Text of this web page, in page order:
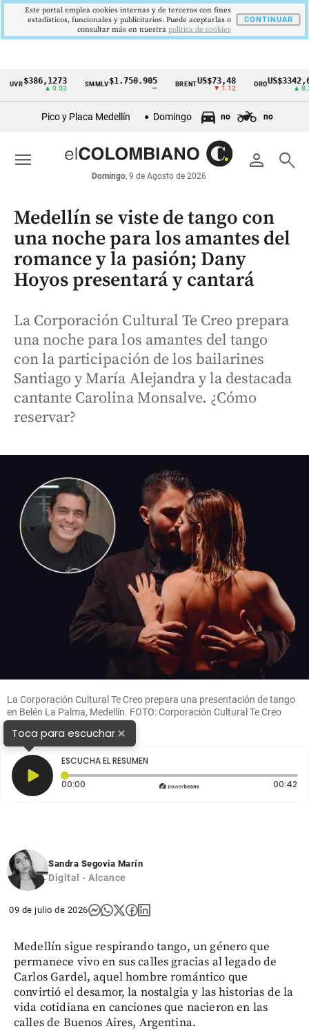
Cintillo
económicos
Colombia
▲ 0.03
SMMLV $1.750.905 BRENT US$73,48
▼ 1.12
ORO US$3342,60
Pico y Placa Medellín Domingo no no
person search
Domingo, 9 de Agosto de 2026
menu
Medellín se viste de tango con
una noche para los amantes del
romance y la pasión; Dany
Hoyos presentará y cantará
La Corporación Cultural Te Creo prepara
una noche para los amantes del tango
con la participación de los bailarines
Santiago y María Alejandra y la destacada
cantante Carolina Monsalve. ¿Cómo
reservar?
La Corporación Cultural Te Creo prepara una presentación de tango
en Belén La Palma, Medellín. FOTO: Corporación Cultural Te Creo
Toca para escuchar×
ESCUCHA EL RESUMEN
00:00 Tiempo transcurrido: 0 segundos 00:42
Sandra Segovia Marín
Digital - Alcance
09 de julio de 2026
Medellín sigue respirando tango, un género que
permanece vivo en sus calles gracias al legado de
Carlos Gardel, aquel hombre romántico que
convirtió el desamor, la nostalgia y las historias de la
vida cotidiana en canciones que nacieron en las
calles de Buenos Aires, Argentina.
Este portal emplea cookies internas y de terceros con fines
estadísticos, funcionales y publicitarios. Puede aceptarlas o
consultar más en nuestra politica de cookies
CONTINUAR